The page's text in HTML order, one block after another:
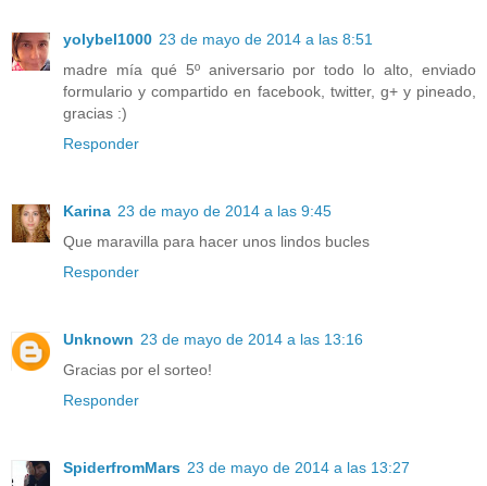
yolybel1000 23 de mayo de 2014 a las 8:51
madre mía qué 5º aniversario por todo lo alto, enviado
formulario y compartido en facebook, twitter, g+ y pineado,
gracias :)
Responder
Karina 23 de mayo de 2014 a las 9:45
Que maravilla para hacer unos lindos bucles
Responder
Unknown 23 de mayo de 2014 a las 13:16
Gracias por el sorteo!
Responder
SpiderfromMars 23 de mayo de 2014 a las 13:27